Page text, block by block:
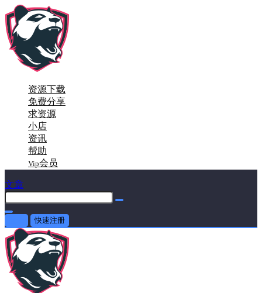
资源下载
免费分享
求资源
小店
资讯
帮助
Vip会员
文章
快速注册